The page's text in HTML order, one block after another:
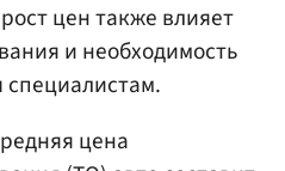
цен также влияет
и необходимость
специалистам.
цена